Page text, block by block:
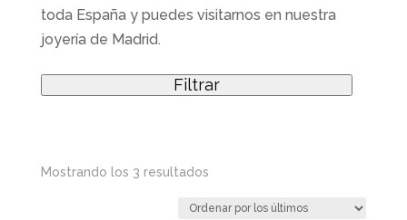
toda España y puedes visitarnos en nuestra
joyería de Madrid.
Filtrar
Mostrando los 3 resultadosOrdenado